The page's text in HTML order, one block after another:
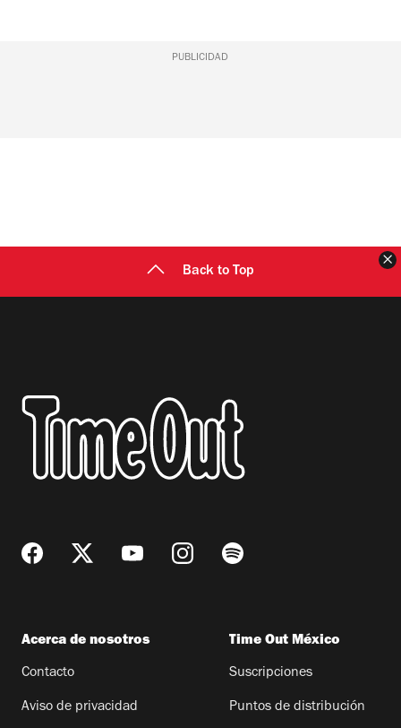
PUBLICIDAD
Back to Top
Acerca de nosotros
Contacto
Aviso de privacidad
Time Out México
Suscripciones
Puntos de distribución